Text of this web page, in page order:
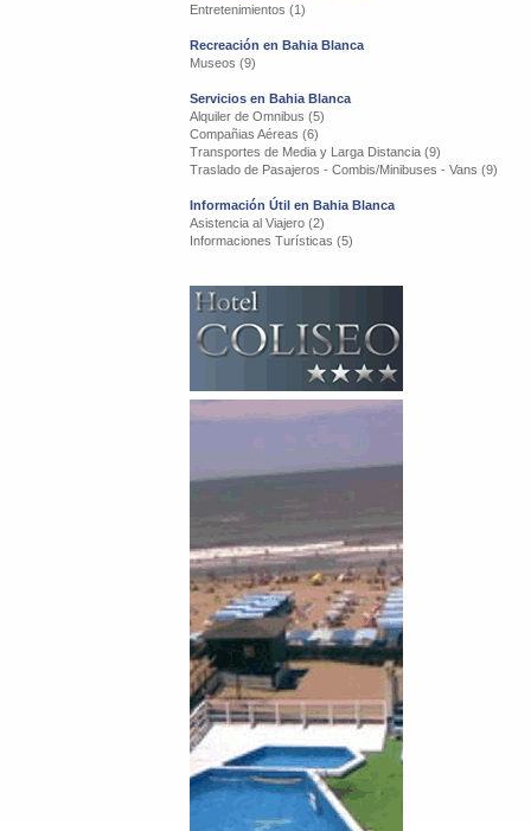
Entretenimientos (1)
Recreación en Bahia Blanca
Museos (9)
Servicios en Bahia Blanca
Alquiler de Omnibus (5)
Compañias Aéreas (6)
Transportes de Media y Larga Distancia (9)
Traslado de Pasajeros - Combis/Minibuses - Vans (9)
Información Útil en Bahia Blanca
Asistencia al Viajero (2)
Informaciones Turísticas (5)